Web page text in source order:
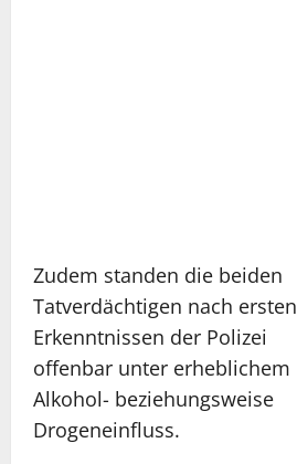
Zudem standen die beiden
Tatverdächtigen nach ersten
Erkenntnissen der Polizei
offenbar unter erheblichem
Alkohol- beziehungsweise
Drogeneinfluss.